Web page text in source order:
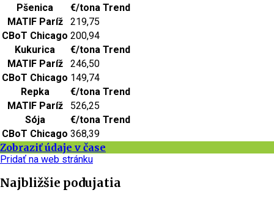
Pšenica
€/tona Trend
MATIF Paríž
219,75
CBoT Chicago 200,94
Kukurica
€/tona Trend
MATIF Paríž
246,50
CBoT Chicago 149,74
Repka
€/tona Trend
MATIF Paríž
526,25
Sója
€/tona Trend
CBoT Chicago 368,39
Zobraziť údaje v čase
Pridať na web stránku
Najbližšie podujatia